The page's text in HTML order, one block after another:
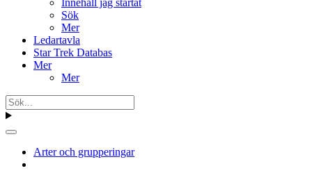
Sök
Mer
Ledartavla
Star Trek Databas
Mer
Mer
Arter och grupperingar